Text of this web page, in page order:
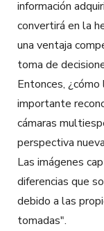
información
convertirá en la
una ventaja
toma de
Entonces,
importante
cámaras
perspectiva
Las imágenes
diferencias que
debido a las
tomadas".